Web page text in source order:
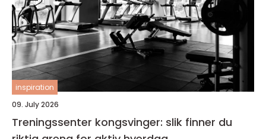
inspiration
09. July 2026
Treningssenter kongsvinger: slik finner du